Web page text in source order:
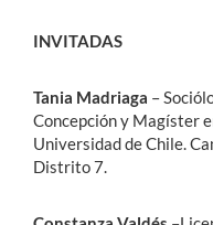
INVITADAS
Tania Madriaga –
Concepción y Magíster
Universidad de Chile.
Distrito 7.